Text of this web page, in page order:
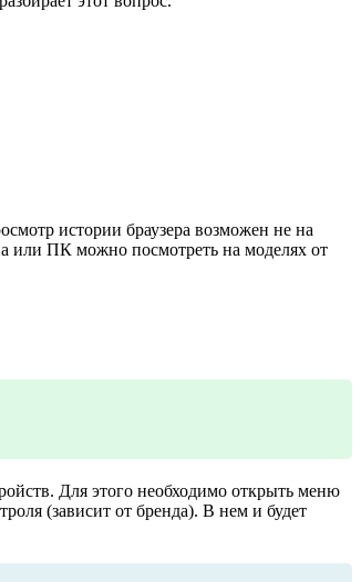
истории браузера возможен не на
или ПК можно посмотреть на моделях от
Для этого необходимо открыть меню
(зависит от бренда). В нем и будет